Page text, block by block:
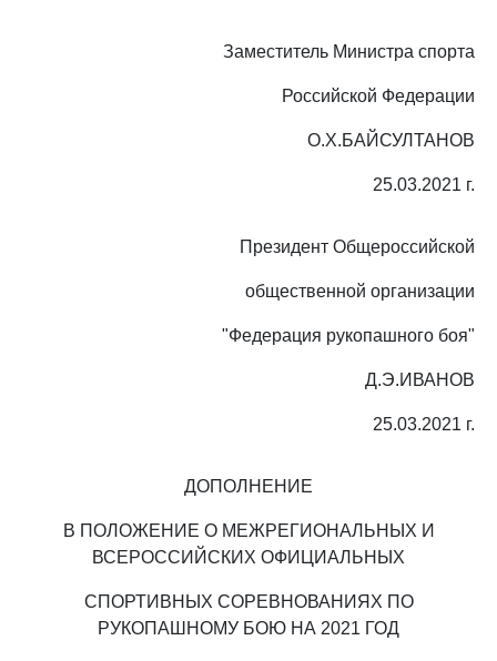
Заместитель Министра спорта
Российской Федерации
О.Х.БАЙСУЛТАНОВ
25.03.2021 г.
Президент Общероссийской
общественной организации
"Федерация рукопашного боя"
Д.Э.ИВАНОВ
25.03.2021 г.
ДОПОЛНЕНИЕ
В ПОЛОЖЕНИЕ О МЕЖРЕГИОНАЛЬНЫХ И
ВСЕРОССИЙСКИХ ОФИЦИАЛЬНЫХ
СПОРТИВНЫХ СОРЕВНОВАНИЯХ ПО
РУКОПАШНОМУ БОЮ НА 2021 ГОД